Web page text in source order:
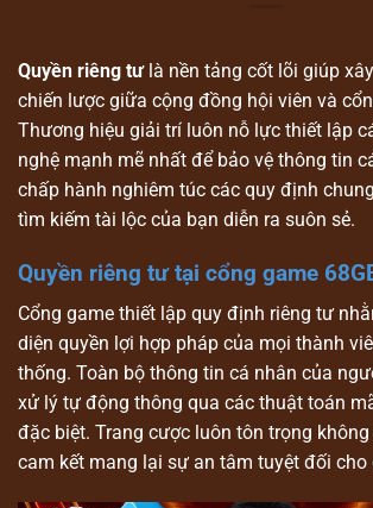
Quyền riêng tưlà nền tảng cốt lõi giúp
chiến lược giữa cộng đồng hội viên và
Thương hiệu giải trí luôn nỗ lực thiết lập
nghệ mạnh mẽ nhất để bảo vệ thông tin
chấp hành nghiêm túc các quy định
tìm kiếm tài lộc của bạn diễn ra suôn sẻ.
Quyền riêng tư tại cổng game
Cổng game thiết lập quy định riêng tư
diện quyền lợi hợp pháp của mọi thành
thống. Toàn bộ thông tin cá nhân của
xử lý tự động thông qua các thuật toán
đặc biệt. Trang cược luôn tôn trọng
cam kết mang lại sự an tâm tuyệt đối cho